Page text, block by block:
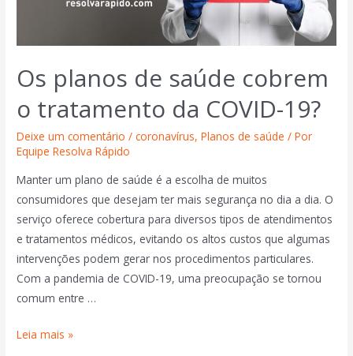
Os planos de saúde cobrem
o tratamento da COVID-19?
Deixe um comentário /coronavírus,Planos de saúde / Por
Equipe Resolva Rápido
Manter um plano de saúde é a escolha de muitos
consumidores que desejam ter mais segurança no dia a dia. O
serviço oferece cobertura para diversos tipos de atendimentos
e tratamentos médicos, evitando os altos custos que algumas
intervenções podem gerar nos procedimentos particulares.
Com a pandemia de COVID-19, uma preocupação se tornou
comum entre …
Leia mais »